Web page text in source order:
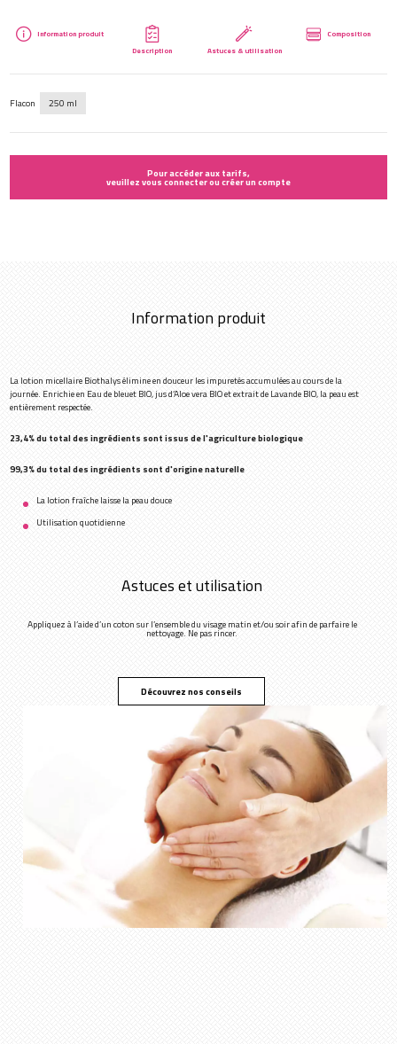
Information produit
Description
Astuces & utilisation
Composition
Flacon 250 ml
Pour accéder aux tarifs,
veuillez vous connecter ou créer un compte
Information produit
La lotion micellaire Biothalys élimine en douceur les impuretés accumulées au cours de la
journée. Enrichie en Eau de bleuet BIO, jus d’Aloe vera BIO et extrait de Lavande BIO, la peau est
entièrement respectée.
23,4% du total des ingrédients sont issus de l'agriculture biologique
99,3% du total des ingrédients sont d'origine naturelle
La lotion fraîche laisse la peau douce
Utilisation quotidienne
Astuces et utilisation
Appliquez à l’aide d’un coton sur l’ensemble du visage matin et/ou soir afin de parfaire le
nettoyage. Ne pas rincer.
Découvrez nos conseils